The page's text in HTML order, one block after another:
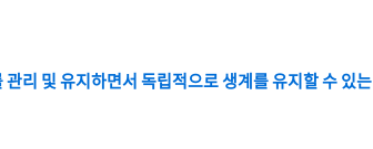
리 및 유지하면서 독립적으로 생계를 유지할 수 있는